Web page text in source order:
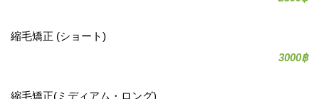
縮毛矯正 (ショート)
3000฿
縮毛矯正(ミディアム・ロング)